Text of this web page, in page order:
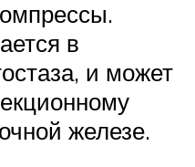
в
и может
железе.